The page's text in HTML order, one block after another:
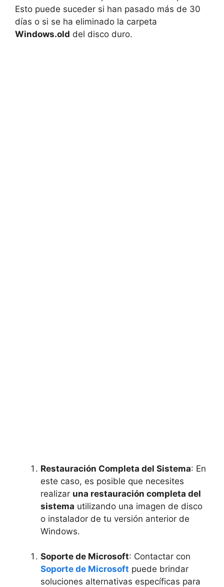
Esto puede suceder si han pasado más de 30
días o si se ha eliminado la carpeta
Windows.old del disco duro.
Restauración Completa del Sistema: En
este caso, es posible que necesites
realizar una restauración completa del
sistema utilizando una imagen de disco
o instalador de tu versión anterior de
Windows.
Soporte de Microsoft: Contactar con
Soporte de Microsoft puede brindar
soluciones alternativas específicas para